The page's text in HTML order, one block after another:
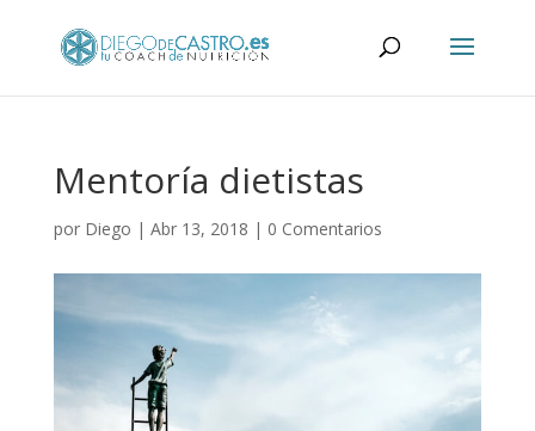
Mentoría dietistas
por Diego | Abr 13, 2018 | 0 Comentarios